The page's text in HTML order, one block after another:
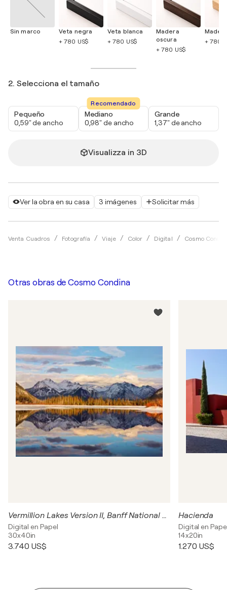
Ver la obra en su casa 3 imágenes Solicitar más
Venta Cuadros Fotografía Viaje Color Digital Cosmo
Sin marco
Veta negra
+ 780 US$
Veta blanca
+ 780 US$
Madera
oscura
+ 780 US$
+ 780
2. Selecciona el tamaño
Pequeño
0,59" de ancho
Recomendado
Mediano
0,98" de ancho
Grande
1,37" de ancho
Visualizza in 3D
Otras obras deCosmo Condina
Vermillion Lakes Version II, Banff National Park, Canada
Digital en Papel
30x40in
3.740 US$
Hacienda
Digital en
14x20in
1.270 US$